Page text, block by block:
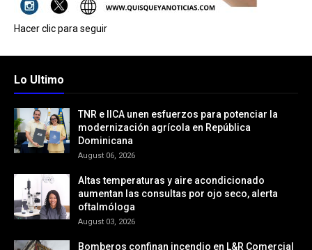
Hacer clic para seguir
Lo Ultimo
TNR e IICA unen esfuerzos para potenciar la
modernización agrícola en República
Dominicana
August 06, 2026
Altas temperaturas y aire acondicionado
aumentan las consultas por ojo seco, alerta
oftalmóloga
August 03, 2026
Bomberos confinan incendio en L&R Comercial